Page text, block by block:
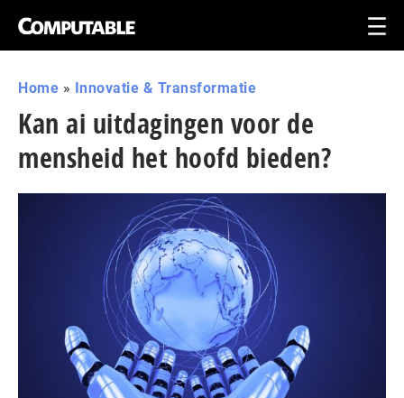
Home » Innovatie & Transformatie
Kan ai uitdagingen voor de
mensheid het hoofd bieden?